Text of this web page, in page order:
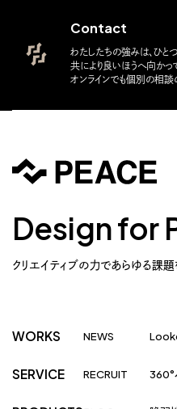
Contact
わたしたちの強みは、ひと
共により良いほうへ向かっ
オンラインでも個別の相談
Design for
クリエイティブの力であらゆる課
WORKS
SERVICE
NEWS
RECRUIT 360°